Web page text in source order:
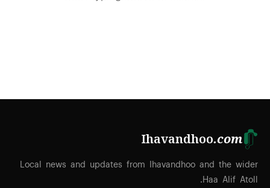
Ihavandhoo.com
Local news and updates from Ihavandhoo and the wider
Haa Alif Atoll.